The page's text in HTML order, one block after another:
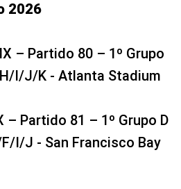
2026
– Partido 80 – 1º Grupo
I/J/K - Atlanta Stadium
– Partido 81 – 1º Grupo D
I/J - San Francisco Bay